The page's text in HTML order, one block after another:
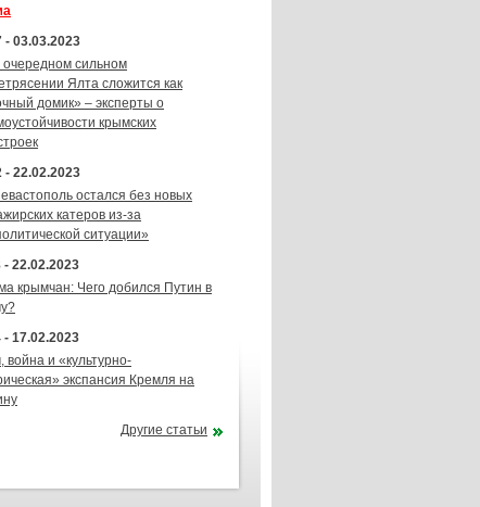
- 03.03.2023
сильном
Ялта сложится как
домик» – эксперты о
крымских
- 22.02.2023
остался без новых
катеров из-за
ситуации»
- 22.02.2023
крымчан: Чего добился Путин в
- 17.02.2023
война и «культурно-
экспансия Кремля на
Другие статьи